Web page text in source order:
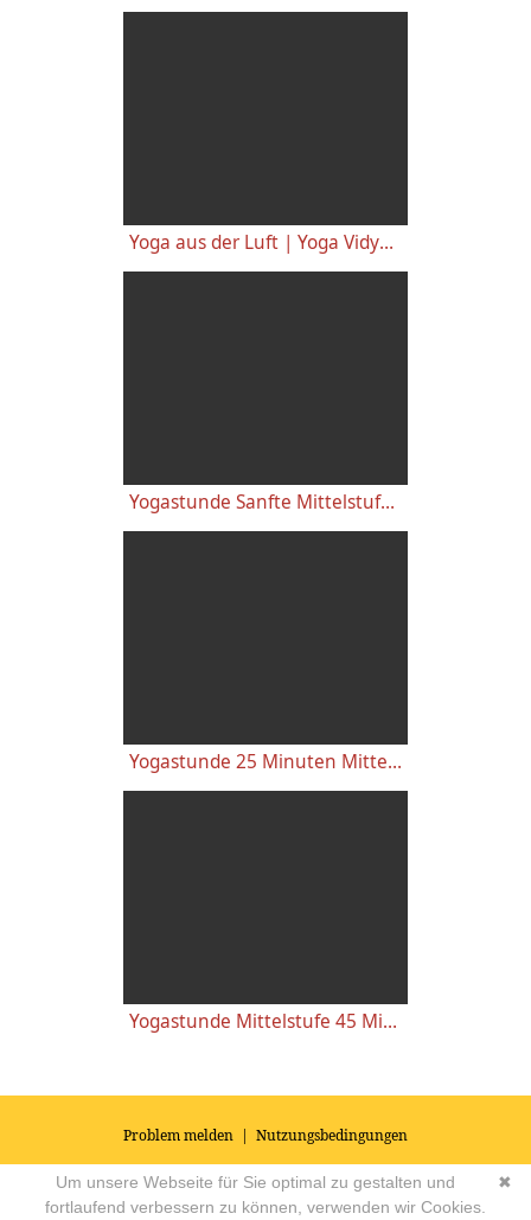
Yoga aus der Luft | Yoga Vidya Grundreihe Mittelstufe
Yogastunde Sanfte Mittelstufe mit Ramapriya, Yoga Vidya Nordhorn
Yogastunde 25 Minuten Mittelstufe mit Mantra-Begleitung
Yogastunde Mittelstufe 45 Minuten
Problem melden | Nutzungsbedingungen
© 2026Impressum|Datenschutz|AGB's| Yoga Vidya Community -
Forum für Yoga, Meditation und Ayurveda Powered by
✖
Um unsere Webseite für Sie optimal zu gestalten und
fortlaufend verbessern zu können, verwenden wir Cookies.